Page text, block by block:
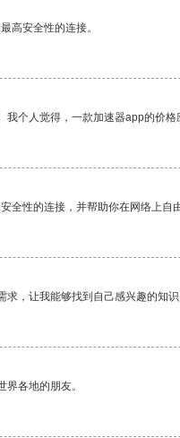
高安全性的连接。
个人觉得，一款加速器app的价格
全性的连接，并帮助你在网络上自
，让我能够找到自己感兴趣的知识
各地的朋友。